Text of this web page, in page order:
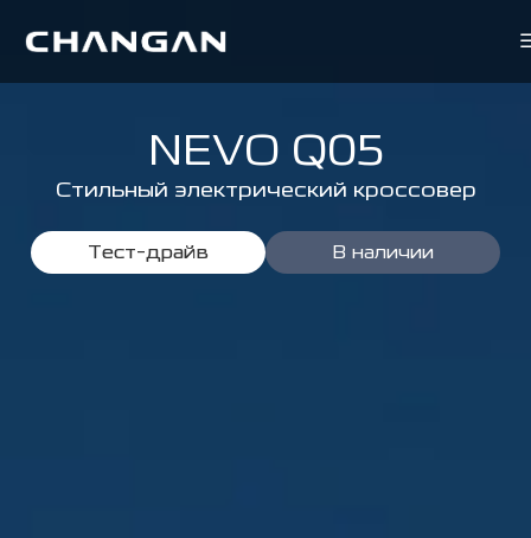
NEVO Q05
Стильный электрический кроссовер
Тест-драйв В наличии